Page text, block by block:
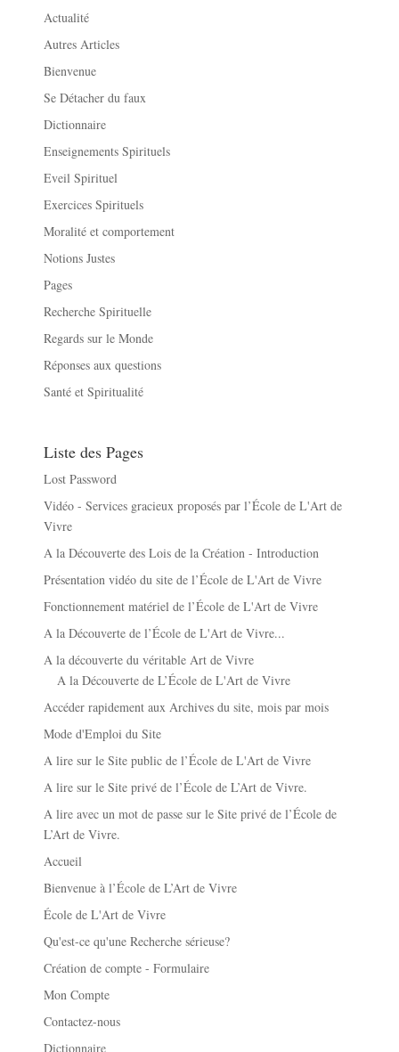
Actualité
Autres Articles
Bienvenue
Se Détacher du faux
Dictionnaire
Enseignements Spirituels
Eveil Spirituel
Exercices Spirituels
Moralité et comportement
Notions Justes
Pages
Recherche Spirituelle
Regards sur le Monde
Réponses aux questions
Santé et Spiritualité
Liste des Pages
Lost Password
Vidéo - Services gracieux proposés par l’École de L'Art de
Vivre
A la Découverte des Lois de la Création - Introduction
Présentation vidéo du site de l’École de L'Art de Vivre
Fonctionnement matériel de l’École de L'Art de Vivre
A la Découverte de l’École de L'Art de Vivre...
A la découverte du véritable Art de Vivre
A la Découverte de L’École de L'Art de Vivre
Accéder rapidement aux Archives du site, mois par mois
Mode d'Emploi du Site
A lire sur le Site public de l’École de L'Art de Vivre
A lire sur le Site privé de l’École de L’Art de Vivre.
A lire avec un mot de passe sur le Site privé de l’École de
L’Art de Vivre.
Accueil
Bienvenue à l’École de L’Art de Vivre
École de L'Art de Vivre
Qu'est-ce qu'une Recherche sérieuse?
Création de compte - Formulaire
Mon Compte
Contactez-nous
Dictionnaire